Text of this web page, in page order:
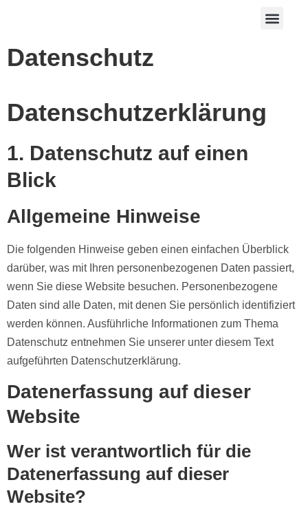
Datenschutz
Datenschutz­erklärung
1. Datenschutz auf einen
Blick
Allgemeine Hinweise
Die folgenden Hinweise geben einen einfachen Überblick
darüber, was mit Ihren personenbezogenen Daten passiert,
wenn Sie diese Website besuchen. Personenbezogene
Daten sind alle Daten, mit denen Sie persönlich identifiziert
werden können. Ausführliche Informationen zum Thema
Datenschutz entnehmen Sie unserer unter diesem Text
aufgeführten Datenschutzerklärung.
Datenerfassung auf dieser
Website
Wer ist verantwortlich für die
Datenerfassung auf dieser
Website?